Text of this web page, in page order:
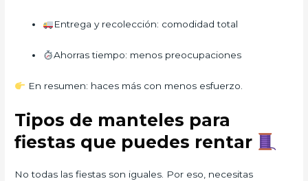
Entrega y recolección: comodidad total
Ahorras tiempo: menos preocupaciones
En resumen: haces más con menos esfuerzo.
Tipos de manteles para
fiestas que puedes rentar
No todas las fiestas son iguales. Por eso, necesitas